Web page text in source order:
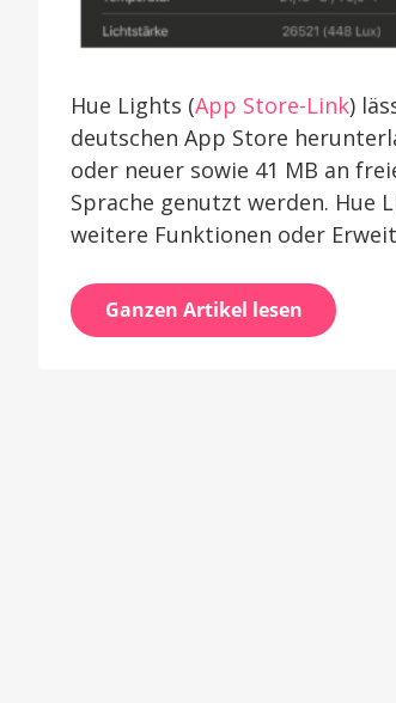
Hue Lights (App Store-Link)
deutschen App Store
oder neuer sowie 41 MB an
Sprache genutzt werden. Hue
weitere Funktionen oder
Ganzen Artikel lesen